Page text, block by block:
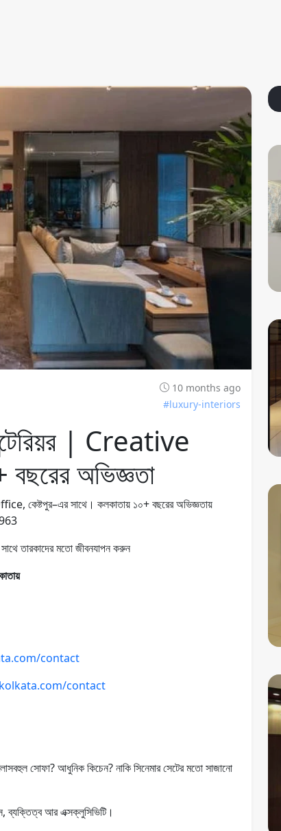
10 months ago
#luxury-interiors
| Creative
অভিজ্ঞতা
কেষ্টপুর–এর সাথে। কলকাতায় ১০+ বছরের অভিজ্ঞতায়
সাথে তারকাদের মতো জীবনযাপন করুন
contact
contact
সোফা? আধুনিক কিচেন? নাকি সিনেমার সেটের মতো সাজানো
ব্যক্তিত্ব আর এক্সক্লুসিভিটি।